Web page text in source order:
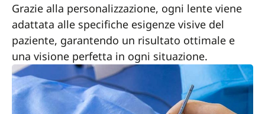
Grazie alla personalizzazione, ogni lente viene
adattata alle specifiche esigenze visive del
paziente, garantendo un risultato ottimale e
una visione perfetta in ogni situazione.